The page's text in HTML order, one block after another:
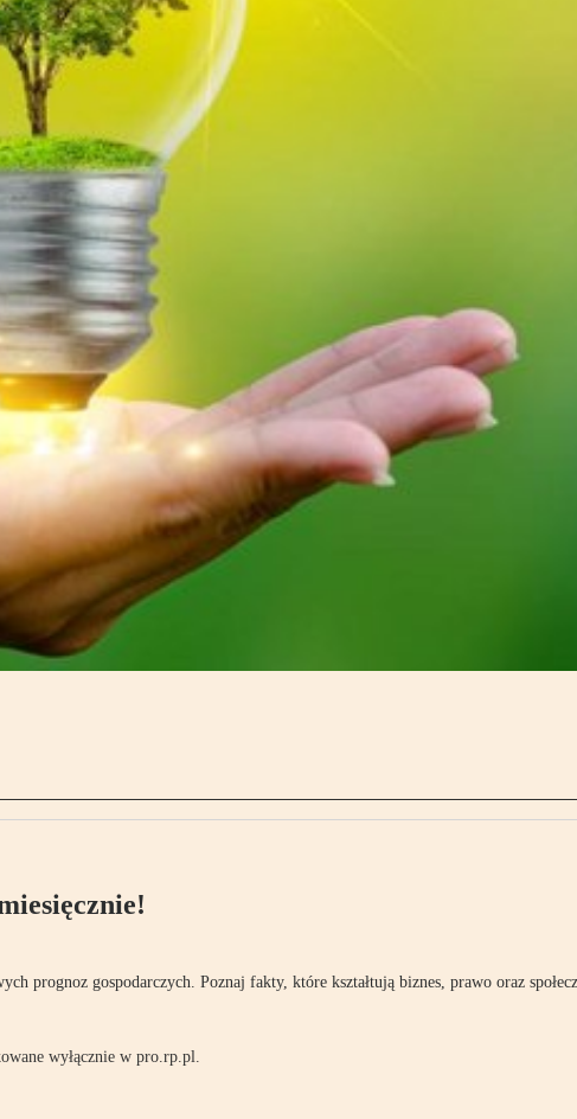
prognoz gospodarczych. Poznaj fakty, które kształtują biznes, prawo oraz
wyłącznie w pro.rp.pl.